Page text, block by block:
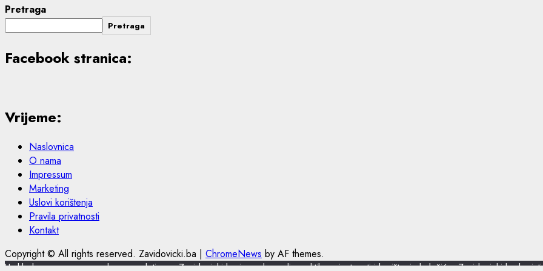
Pretraga
Pretraga
Facebook stranica:
Vrijeme:
Naslovnica
O nama
Impressum
Marketing
Uslovi korištenja
Pravila privatnosti
Kontakt
Copyright © All rights reserved. Zavidovicki.ba | ChromeNews by AF themes.
U skladu s novom europskom regulativom, Zavidovicki.ba je nadogradio politiku privatnosti i korištenja kolačića. Zavidovicki.ba